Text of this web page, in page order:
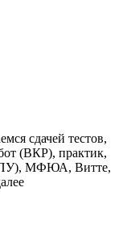
сдачей тестов,
(ВКР), практик,
МФЮА, Витте,